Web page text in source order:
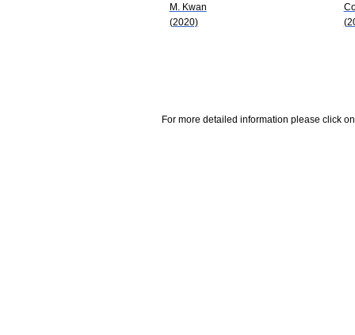
M. Kwan
(2020)
For more detailed information please click